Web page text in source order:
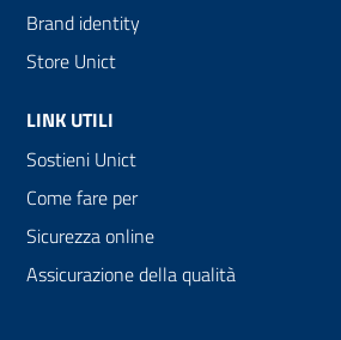
Brand identity
Store Unict
LINK UTILI
Sostieni Unict
Come fare per
Sicurezza online
Assicurazione della qualità